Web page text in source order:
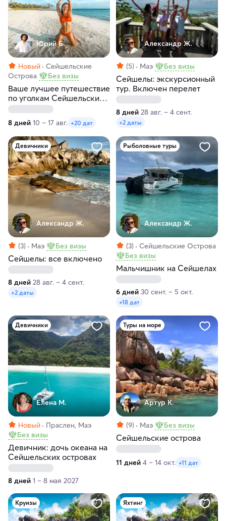
Юрий Б.
Новый
Сейшельские
Острова
Без визы
Ваше лучшее путешествие
по уголкам Сейшельских
островов
8 дней 10 – 17 авг. +20 дат
Александр Ж.
(5) Маэ Без визы
Сейшелы: экскурсионный
тур. Включен перелет
8 дней 28 авг. – 4 сент.
+2 даты
Девичники
Александр Ж.
(3) Маэ Без визы
Сейшелы: все включено
8 дней 28 авг. – 4 сент.
+2 даты
Рыболовные туры
Александр Ж.
(3)
Сейшельские Острова
Без визы
Мальчишник на Сейшелах
6 дней 30 сент. – 5 окт.
+18 дат
Девичники
Елена М.
Новый
Праслен, Маэ
Без визы
Девичник: дочь океана на
Сейшельских островах
8 дней 1 – 8 мая 2027
Туры на море
Артур К.
(9) Маэ Без визы
Сейшельские острова
11 дней 4 – 14 окт. +11 дат
Круизы Яхтинг